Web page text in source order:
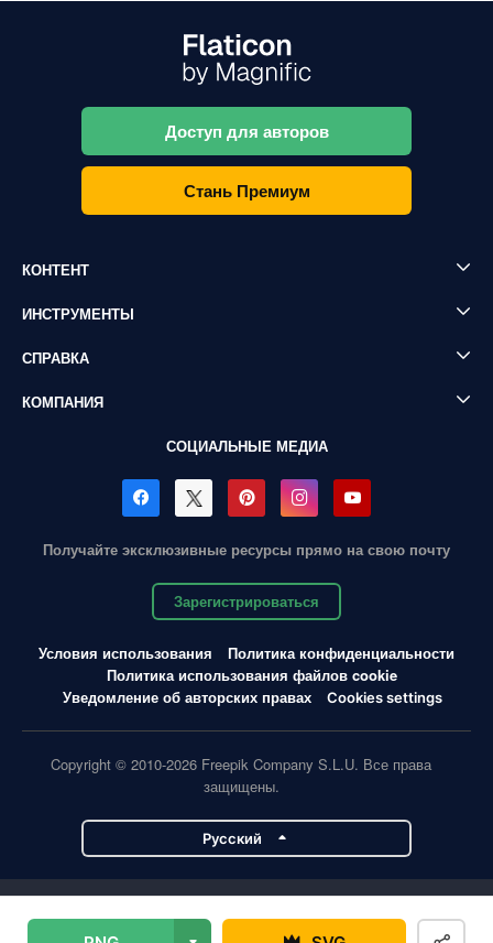
Доступ для авторов
Стань Премиум
КОНТЕНТ
ИНСТРУМЕНТЫ
СПРАВКА
КОМПАНИЯ
СОЦИАЛЬНЫЕ МЕДИА
Получайте эксклюзивные ресурсы прямо на свою почту
Зарегистрироваться
Условия использования
Политика конфиденциальности
Политика использования файлов cookie
Уведомление об авторских правах
Cookies settings
Copyright © 2010-2026 Freepik Company S.L.U. Все права
защищены.
Pусский